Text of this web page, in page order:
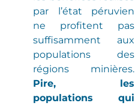
par l’état péruvien
ne profitent pas
suffisamment aux
populations des
régions minières.
Pire, les
populations qui